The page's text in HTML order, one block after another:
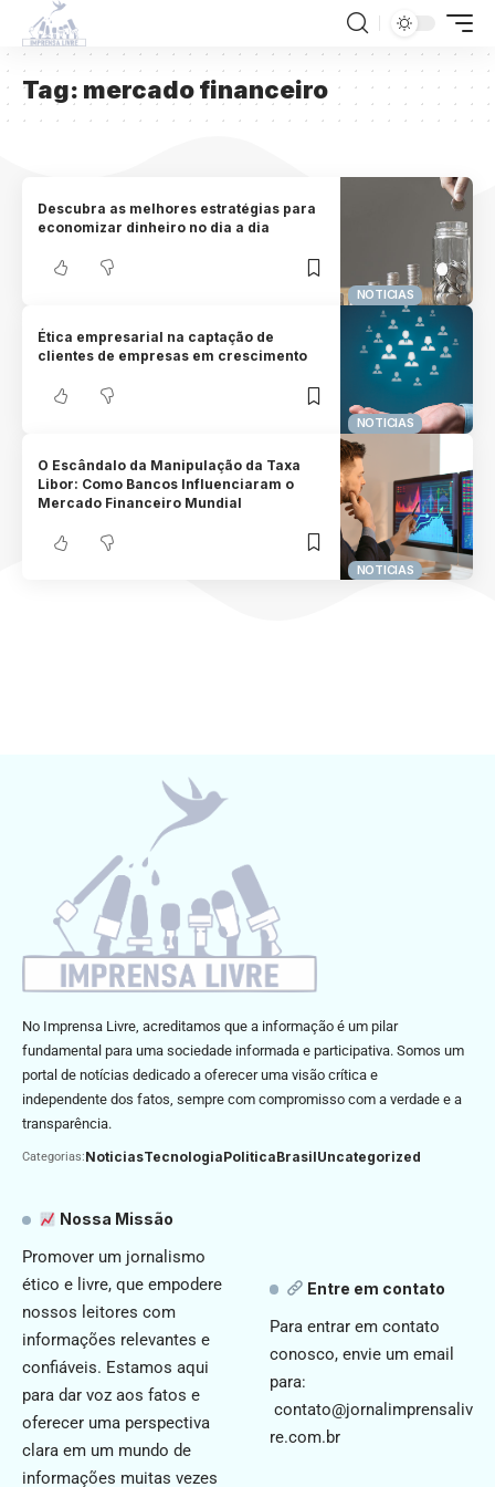
Tag: mercado financeiro
NOTICIAS
Descubra as melhores estratégias para
economizar dinheiro no dia a dia
NOTICIAS
Ética empresarial na captação de
clientes de empresas em crescimento
NOTICIAS
O Escândalo da Manipulação da Taxa
Libor: Como Bancos Influenciaram o
Mercado Financeiro Mundial
No Imprensa Livre, acreditamos que a informação é um pilar
fundamental para uma sociedade informada e participativa. Somos um
portal de notícias dedicado a oferecer uma visão crítica e
independente dos fatos, sempre com compromisso com a verdade e a
transparência.
Categorias:NoticiasTecnologiaPoliticaBrasilUncategorized
Nossa Missão
Promover um jornalismo
ético e livre, que empodere
nossos leitores com
informações relevantes e
confiáveis. Estamos aqui
para dar voz aos fatos e
oferecer uma perspectiva
clara em um mundo de
informações muitas vezes
Entre em contato
Para entrar em contato
conosco, envie um email
para:
contato@jornalimprensaliv
re.com.br